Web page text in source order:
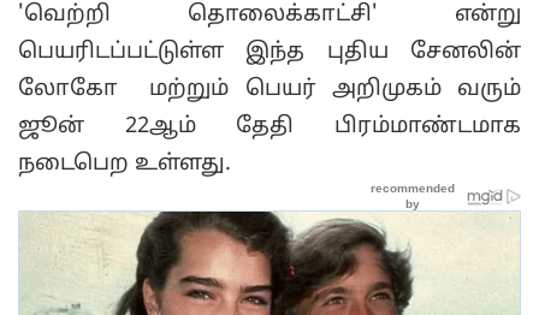
'வெற்றி தொலைக்காட்சி' என்று
பெயரிடப்பட்டுள்ள இந்த புதிய சேனலின்
லோகோ மற்றும் பெயர் அறிமுகம் வரும்
ஜூன் 22ஆம் தேதி பிரம்மாண்டமாக
நடைபெற உள்ளது.